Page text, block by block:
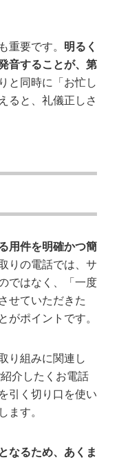
重要です。 明るく
音することが、第
と同時に「お忙し
ると、礼儀正しさ
用件を明確かつ簡
りの電話では、サ
ではなく、「一度
せていただきた
がポイントです。
り組みに関連し
介したくお電話
引く切り口を使い
ます。
なるため、あくま